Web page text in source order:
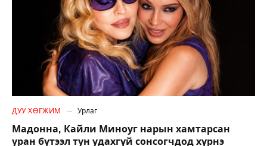
ДУУ ХӨГЖИМ Урлаг
Мадонна, Кайли Миноуг нарын хамтарсан
уран бүтээл тун удахгүй сонсогчдод хүрнэ